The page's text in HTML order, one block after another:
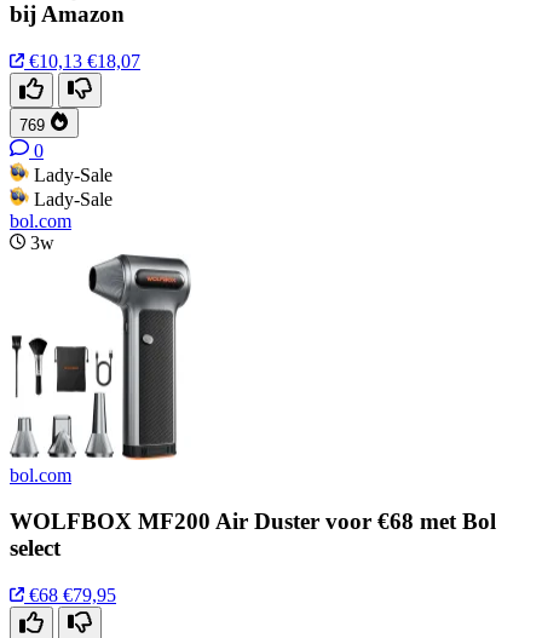
bij Amazon
€10,13 €18,07
769
0
Lady-Sale
Lady-Sale
bol.com
3w
bol.com
WOLFBOX MF200 Air Duster voor €68 met Bol
select
€68 €79,95